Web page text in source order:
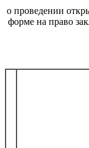
о проведении
форме на право